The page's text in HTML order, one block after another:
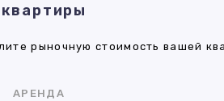
рыночную стоимость вашей
АРЕНДА